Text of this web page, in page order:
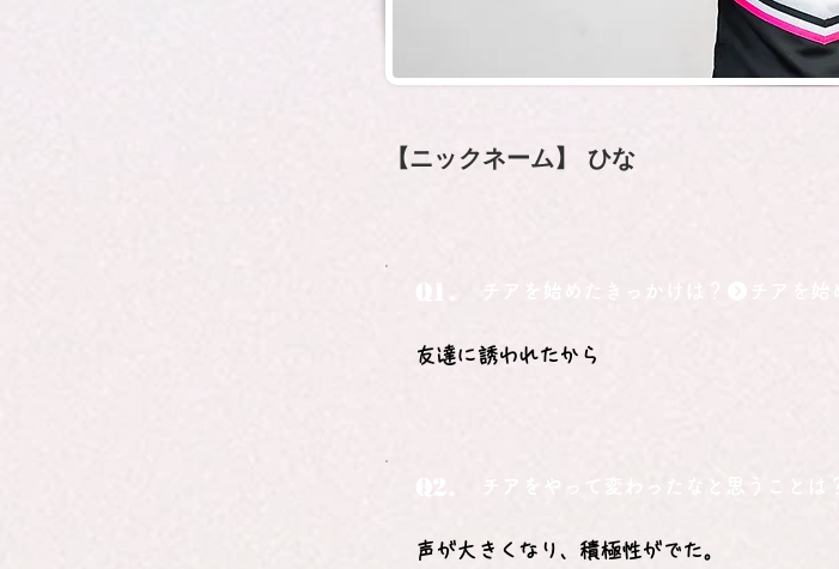
【ニックネーム】 ひな
Q1.
友達に誘われたから
チアをやって変わったなと思うことは？
声が大きくなり、積極性がでた。